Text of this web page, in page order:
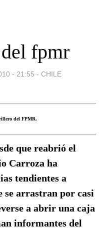
fpmr
- 21:55 - CHILE
del FPMR.
que reabrió el
Carroza ha
tendientes a
se arrastran por casi
a abrir una caja
informantes del